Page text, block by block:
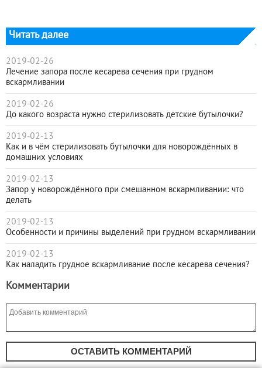
Читать далее
2019-02-26
Лечение запора после кесарева сечения при грудном
вскармливании
2019-02-26
До какого возраста нужно стерилизовать детские бутылочки?
2019-02-13
Как и в чём стерилизовать бутылочки для новорождённых в
домашних условиях
2019-02-13
Запор у новорождённого при смешанном вскармливании: что
делать
2019-02-13
Особенности и причины выделений при грудном вскармливании
2019-02-13
Как наладить грудное вскармливание после кесарева сечения?
Комментарии
ОСТАВИТЬ КОММЕНТАРИЙ